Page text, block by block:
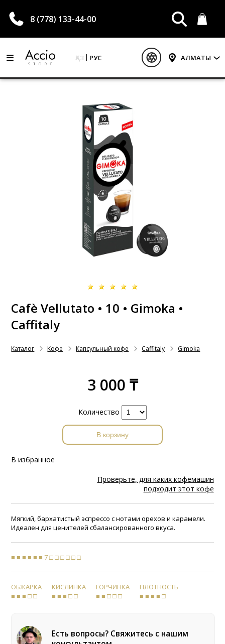
8 (778) 133-44-00
ҚАЗ РУС АЛМАТЫ
Cafè Vellutato • 10 • Gimoka •
Caffitaly
Каталог Кофе Капсульный кофе Caffitaly Gimoka
3 000 ₸
Количество
В корзину
В избранное
Проверьте, для каких кофемашин
подходит этот кофе
Мягкий, бархатистый эспрессо с нотами орехов и карамели.
Идеален для ценителей сбалансированного вкуса.
■ ■ ■ ■ ■ ■ 7 □ □ □ □ □ □
ОБЖАРКА
■ ■ ■ □ □
КИСЛИНКА
■ ■ ■ □ □
ГОРЧИНКА
■ ■ □ □ □
ПЛОТНОСТЬ
■ ■ ■ ■ □
Есть вопросы? Свяжитесь с нашим